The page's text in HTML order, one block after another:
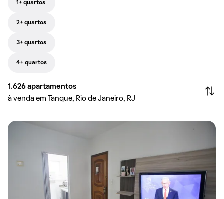
1+ quartos
2+ quartos
3+ quartos
4+ quartos
1.626 apartamentos
à venda em Tanque, Rio de Janeiro, RJ